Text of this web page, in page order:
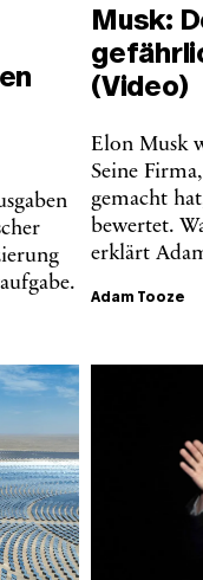
Musk:
(Video)
Elon Musk
Seine
gemacht
bewertet.
erklärt
Adam Tooze